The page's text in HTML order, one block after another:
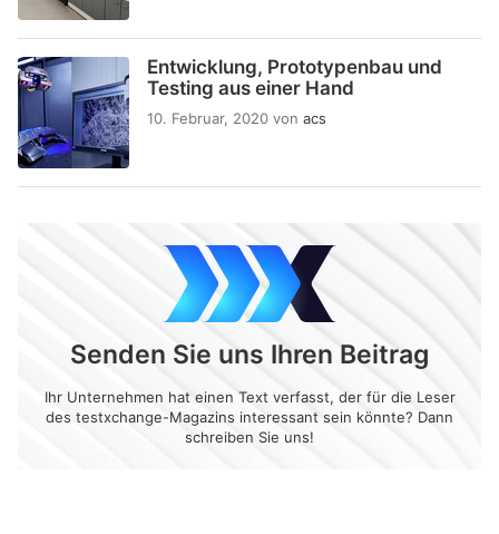
Entwicklung, Prototypenbau und
Testing aus einer Hand
10. Februar, 2020 von acs
Senden Sie uns Ihren Beitrag
Ihr Unternehmen hat einen Text verfasst, der für die Leser
des testxchange-Magazins interessant sein könnte? Dann
schreiben Sie uns!